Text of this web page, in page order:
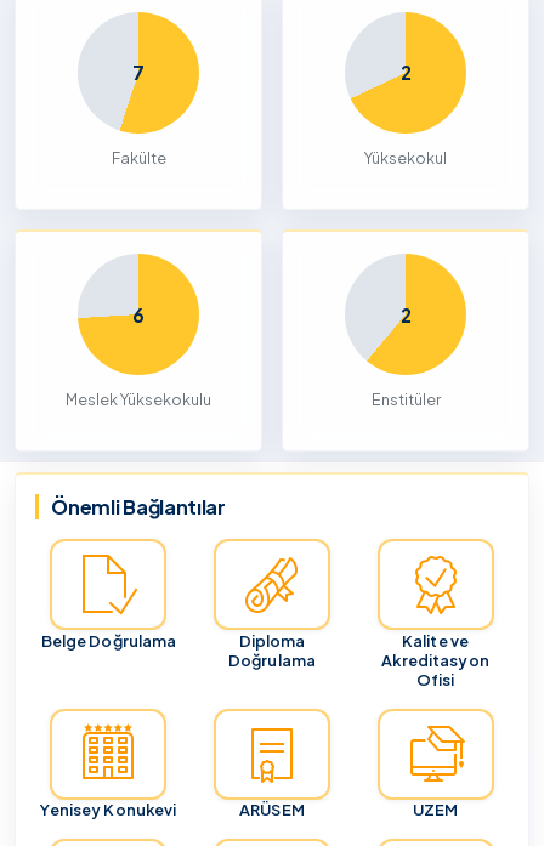
7
Fakülte
2
Yüksekokul
6
Meslek Yüksekokulu
2
Enstitüler
Önemli Bağlantılar
Belge Doğrulama
Diploma
Doğrulama
Kalite ve
Akreditasyon
Ofisi
Yenisey Konukevi ARÜSEM UZEM